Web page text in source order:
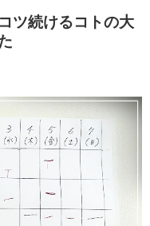
ツ続けるコトの大